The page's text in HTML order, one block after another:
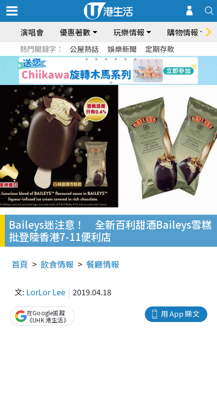
演唱會 優惠著數 玩樂情報 購物情報
熱門關鍵字： 公屋熱話 娛樂新聞 定期存款
Baileys迷注意！ 全新百利甜酒Baileys雪糕
批登陸香港7-11便利店
首頁 飲食情報 餐廳情報
文: LorLor Lee 2019.04.18
用 App 睇文
在Google追蹤
《UHK 港生活》